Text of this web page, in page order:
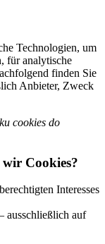
Technologien, um
für analytische
finden Sie
Anbieter, Zweck
cookies do
Cookies?
Interesses
ausschließlich auf